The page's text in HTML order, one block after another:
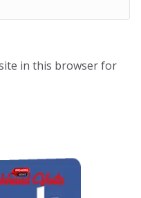
in this browser for